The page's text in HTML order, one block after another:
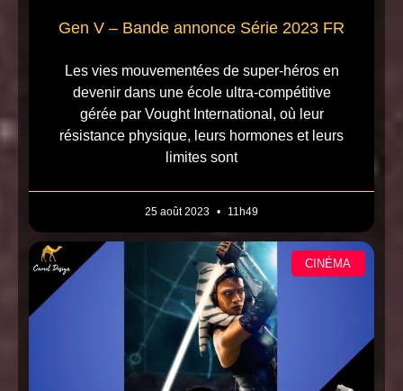
Gen V – Bande annonce Série 2023 FR
Les vies mouvementées de super-héros en
devenir dans une école ultra-compétitive
gérée par Vought International, où leur
résistance physique, leurs hormones et leurs
limites sont
25 août 2023 11h49
CINÉMA